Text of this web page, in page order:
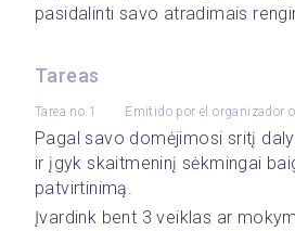
pasidalinti savo atradimais
Tareas
Tarea no.1 Emitido por el organizador
Pagal savo domėjimosi sritį
ir įgyk skaitmeninį sėkmingai
patvirtinimą.
Įvardink bent 3 veiklas ar